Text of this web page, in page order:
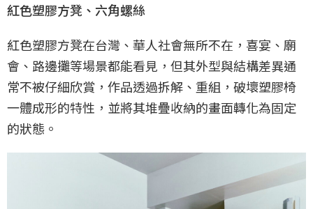
紅色塑膠方凳、六角螺絲
紅色塑膠方凳在台灣、華人社會無所不在，喜宴、廟
會、路邊攤等場景都能看見，但其外型與結構差異通
常不被仔細欣賞，作品透過拆解、重組，破壞塑膠椅
一體成形的特性，並將其堆疊收納的畫面轉化為固定
的狀態。